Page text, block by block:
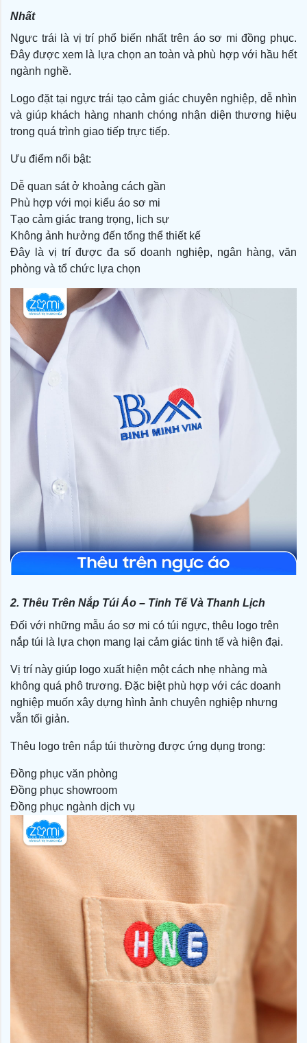
Nhất
Ngực trái là vị trí phổ biến nhất trên áo sơ mi đồng phục.
Đây được xem là lựa chọn an toàn và phù hợp với hầu hết
ngành nghề.
Logo đặt tại ngực trái tạo cảm giác chuyên nghiệp, dễ nhìn
và giúp khách hàng nhanh chóng nhận diện thương hiệu
trong quá trình giao tiếp trực tiếp.
Ưu điểm nổi bật:
Dễ quan sát ở khoảng cách gần
Phù hợp với mọi kiểu áo sơ mi
Tạo cảm giác trang trọng, lịch sự
Không ảnh hưởng đến tổng thể thiết kế
Đây là vị trí được đa số doanh nghiệp, ngân hàng, văn
phòng và tổ chức lựa chọn
2. Thêu Trên Nắp Túi Áo – Tinh Tế Và Thanh Lịch
Đối với những mẫu áo sơ mi có túi ngực, thêu logo trên
nắp túi là lựa chọn mang lại cảm giác tinh tế và hiện đại.
Vị trí này giúp logo xuất hiện một cách nhẹ nhàng mà
không quá phô trương. Đặc biệt phù hợp với các doanh
nghiệp muốn xây dựng hình ảnh chuyên nghiệp nhưng
vẫn tối giản.
Thêu logo trên nắp túi thường được ứng dụng trong:
Đồng phục văn phòng
Đồng phục showroom
Đồng phục ngành dịch vụ